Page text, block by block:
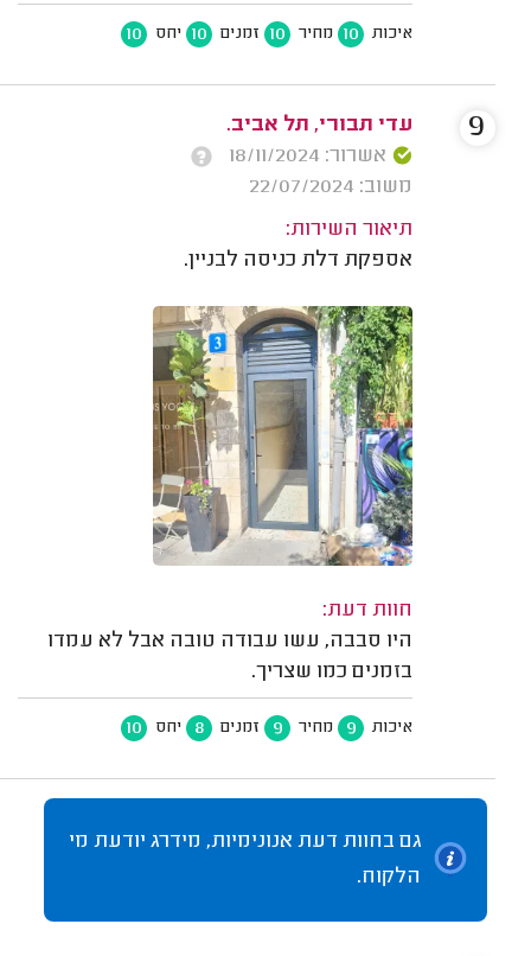
איכות 10 מחיר 10 זמנים 10 יחס 10
עדי תבורי, תל אביב.
אשרור: 18/11/2024
משוב: 22/07/2024
תיאור השירות:
אספקת דלת כניסה לבניין.
חוות דעת:
היו סבבה, עשו עבודה טובה אבל לא עמדו
בזמנים כמו שצריך.
איכות 9 מחיר 9 זמנים 8 יחס 10
9
גם בחוות דעת אנונימיות, מידרג יודעת מי
הלקוח.